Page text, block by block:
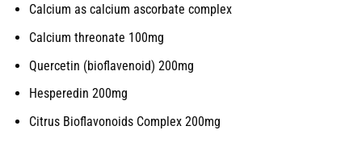
Calcium as calcium ascorbate complex
Calcium threonate 100mg
Quercetin (bioflavenoid) 200mg
Hesperedin 200mg
Citrus Bioflavonoids Complex 200mg